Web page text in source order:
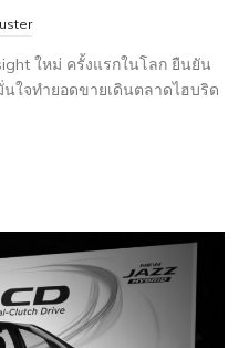
ใหม่ ครั้งแรกในโลก ยืนยัน
ใจทำยอดขายเดินตลาดไฮบริด